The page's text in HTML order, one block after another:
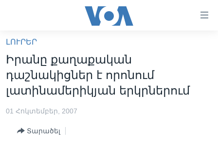
հիմնական
բովանդակությանը
անցնել
հիմնական
բովանդակությանը
բովանդակություն
ԼՈՒՐԵՐ
ՍՓՅՈՒՌՔ
ԼՈՒՐԵՐ
Իրանը քաղաքական
դաշնակիցներ է որոնում
լատինամերիկյան երկրներում
01 Հոկտեմբեր, 2007
Տարածել